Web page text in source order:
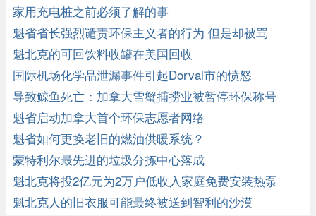
家用充电桩之前必须了解的事
魁省省长强烈谴责环保主义者的行为 但是却被骂
了。。。
魁北克的可回饮料收罐在美国回收
国际机场化学品泄漏事件引起Dorval市的愤怒
导致鲸鱼死亡：加拿大雪蟹捕捞业被暂停环保称号
魁省启动加拿大首个环保志愿者网络
魁省如何更换老旧的燃油供暖系统？
蒙特利尔最先进的垃圾分拣中心落成
魁北克将投2亿元为2万户低收入家庭免费安装热泵
魁北克人的旧衣服可能最终被送到智利的沙漠